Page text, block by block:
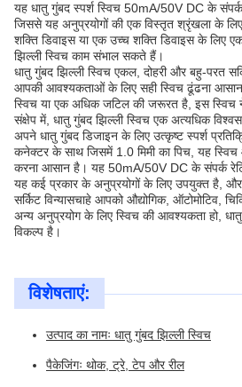
यह धातु गुंबद स्पर्श स्विच 50mA/50V DC के
जिससे यह अनुप्रयोगों की एक विस्तृत श्रृंखला के
शक्ति डिवाइस या एक उच्च शक्ति डिवाइस के लिए
झिल्ली स्विच काम संभाल सकते हैं।
धातु गुंबद झिल्ली स्विच एकल, दोहरी और बहु-परत
आपकी आवश्यकताओं के लिए सही स्विच ढूंढना
स्विच या एक अधिक जटिल की जरूरत है, इस स्विच
संक्षेप में, धातु गुंबद झिल्ली स्विच एक अत्यधिक
अपने धातु गुंबद डिजाइन के लिए उत्कृष्ट स्पर्श
कनेक्टर के साथ जिसमें 1.0 मिमी का पिच, यह
करना आसान है। यह 50mA/50V DC के संपर्क
यह कई प्रकार के अनुप्रयोगों के लिए उपयुक्त है,
सर्किट विन्यासचाहे आपको औद्योगिक, ऑटोमोटिव,
अन्य अनुप्रयोग के लिए स्विच की आवश्यकता हो,
विकल्प है।
विशेषताएं:
उत्पाद का नामः धातु गुंबद झिल्ली स्विच
पैकेजिंगः थोक, ट्रे, टेप और रील